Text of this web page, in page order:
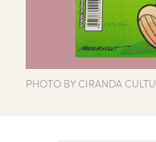
PHOTO BY CIRANDA